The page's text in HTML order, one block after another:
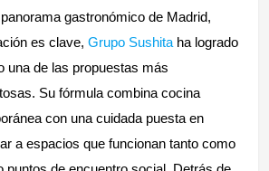
gastronómico de Madrid,
es clave, Grupo Sushita ha logrado
una de las propuestas más
Su fórmula combina cocina
con una cuidada puesta en
a espacios que funcionan tanto como